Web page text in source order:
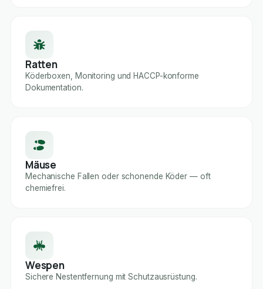
Ratten
Köderboxen, Monitoring und HACCP-konforme
Dokumentation.
Mäuse
Mechanische Fallen oder schonende Köder — oft
chemiefrei.
Wespen
Sichere Nestentfernung mit Schutzausrüstung.